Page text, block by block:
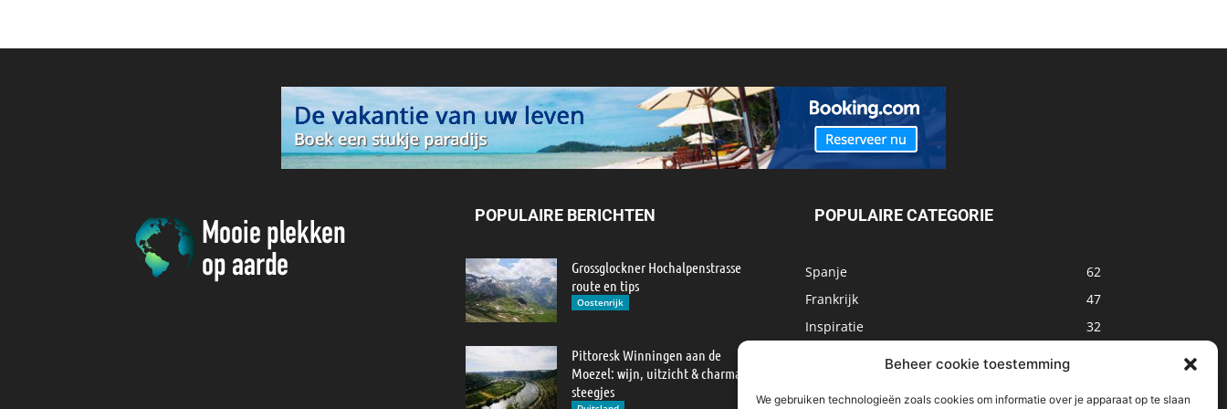
Beheer cookie toestemming
We gebruiken technologieën zoals cookies om informatie over je apparaat op te slaan
POPULAIRE BERICHTEN
Grossglockner Hochalpenstrasse
route en tips
Oostenrijk
Pittoresk Winningen aan de
Moezel: wijn, uitzicht & charmante
steegjes
POPULAIRE CATEGORIE
Spanje
62
Frankrijk
47
Inspiratie
32